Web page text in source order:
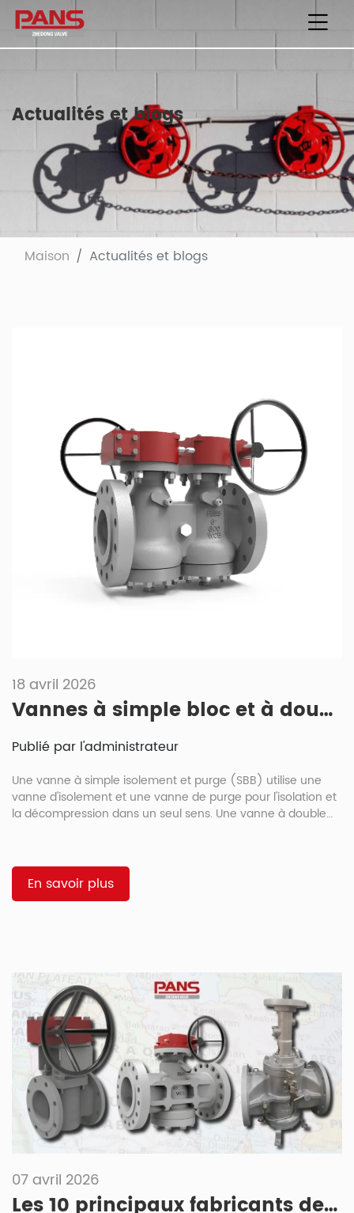
Actualités et blogs
Maison Actualités et blogs
18 avril 2026
Vannes à simple bloc et à double bloc et purge : principales différences expliquées
Publié par l'administrateur
Une vanne à simple isolement et purge (SBB) utilise une
vanne d'isolement et une vanne de purge pour l'isolation et
la décompression dans un seul sens. Une vanne à double
deux sens, assurant ainsi la double étanchéité requise par la
norme API 6D dans les applications à haut risque. […]
En savoir plus
07 avril 2026
Les 10 principaux fabricants de vannes à boisseau sphérique au Moyen-Orient